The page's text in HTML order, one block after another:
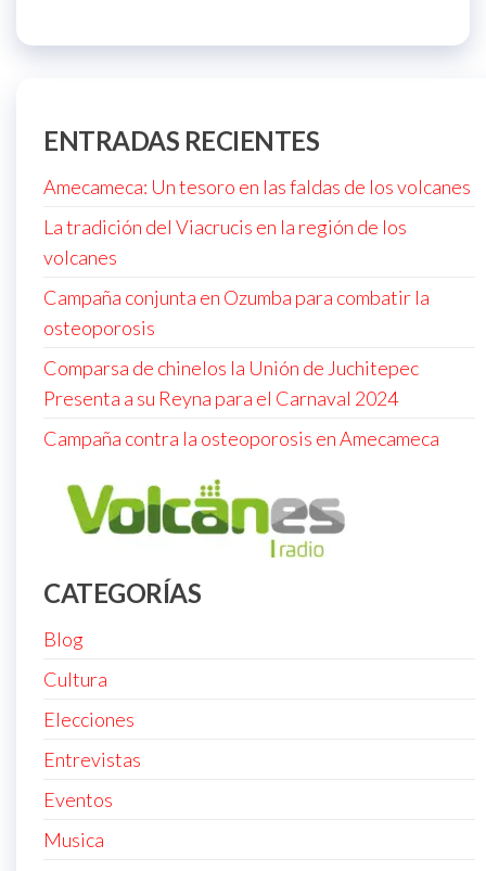
ENTRADAS RECIENTES
Amecameca: Un tesoro en las faldas de los volcanes
La tradición del Viacrucis en la región de los
volcanes
Campaña conjunta en Ozumba para combatir la
osteoporosis
Comparsa de chinelos la Unión de Juchitepec
Presenta a su Reyna para el Carnaval 2024
Campaña contra la osteoporosis en Amecameca
CATEGORÍAS
Blog
Cultura
Elecciones
Entrevistas
Eventos
Musica